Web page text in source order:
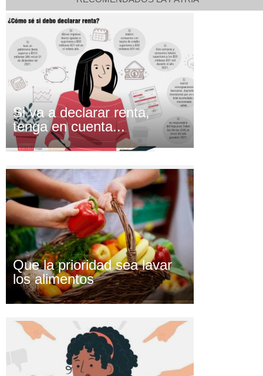
Si va a declarar renta,
tenga en cuenta...
Que la prioridad sea lavar
los alimentos